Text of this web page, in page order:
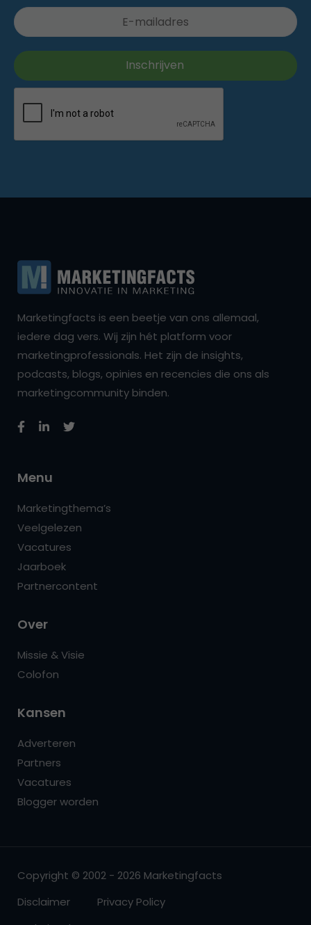
Marketingfacts is een beetje van ons allemaal,
iedere dag vers. Wij zijn hét platform voor
marketingprofessionals. Het zijn de insights,
podcasts, blogs, opinies en recencies die ons als
marketingcommunity binden.
Menu
Marketingthema’s
Veelgelezen
Vacatures
Jaarboek
Partnercontent
Over
Missie & Visie
Colofon
Kansen
Adverteren
Partners
Vacatures
Blogger worden
Copyright © 2002 - 2026 Marketingfacts
Disclaimer
Privacy Policy